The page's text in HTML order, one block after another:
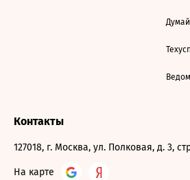
Думай
Контакты
127018, г. Москва, ул. Полковая, д. 3,
На карте